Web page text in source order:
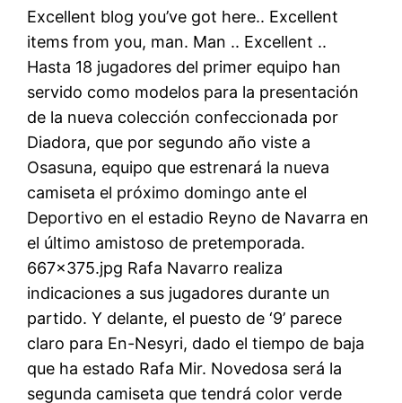
Excellent blog you’ve got here.. Excellent
items from you, man. Man .. Excellent ..
Hasta 18 jugadores del primer equipo han
servido como modelos para la presentación
de la nueva colección confeccionada por
Diadora, que por segundo año viste a
Osasuna, equipo que estrenará la nueva
camiseta el próximo domingo ante el
Deportivo en el estadio Reyno de Navarra en
el último amistoso de pretemporada.
667×375.jpg Rafa Navarro realiza
indicaciones a sus jugadores durante un
partido. Y delante, el puesto de ‘9’ parece
claro para En-Nesyri, dado el tiempo de baja
que ha estado Rafa Mir. Novedosa será la
segunda camiseta que tendrá color verde